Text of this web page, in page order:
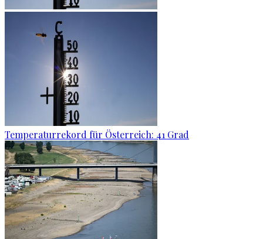
Temperaturrekord für Österreich: 41 Grad